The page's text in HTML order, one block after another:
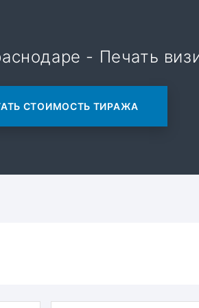
- Печать
СТОИМОСТЬ ТИРАЖА